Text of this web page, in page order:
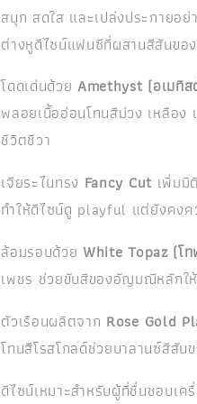
สนุก สดใส และเปล่งประกายอย่
ต่างหูดีไซน์แฟนซีที่ผสานสีสันข
โดดเด่นด้วยAmethyst (อเมทิ
พลอยเนื้ออ่อนโทนสีม่วง เหลือ
ชีวิตชีวา
เจียระไนทรง Fancy Cut เพิ่มมิ
ทำให้ดีไซน์ดู playful แต่ยังคงค
ล้อมรอบด้วยWhite Topaz (โท
เพชร ช่วยขับสีของอัญมณีหลักใ
ตัวเรือนผลิตจาก Rose Gold
โทนสีโรสโกลด์ช่วยบาลานซ์สีสั
ดีไซน์เหมาะสำหรับผู้ที่ชื่นชอบเ